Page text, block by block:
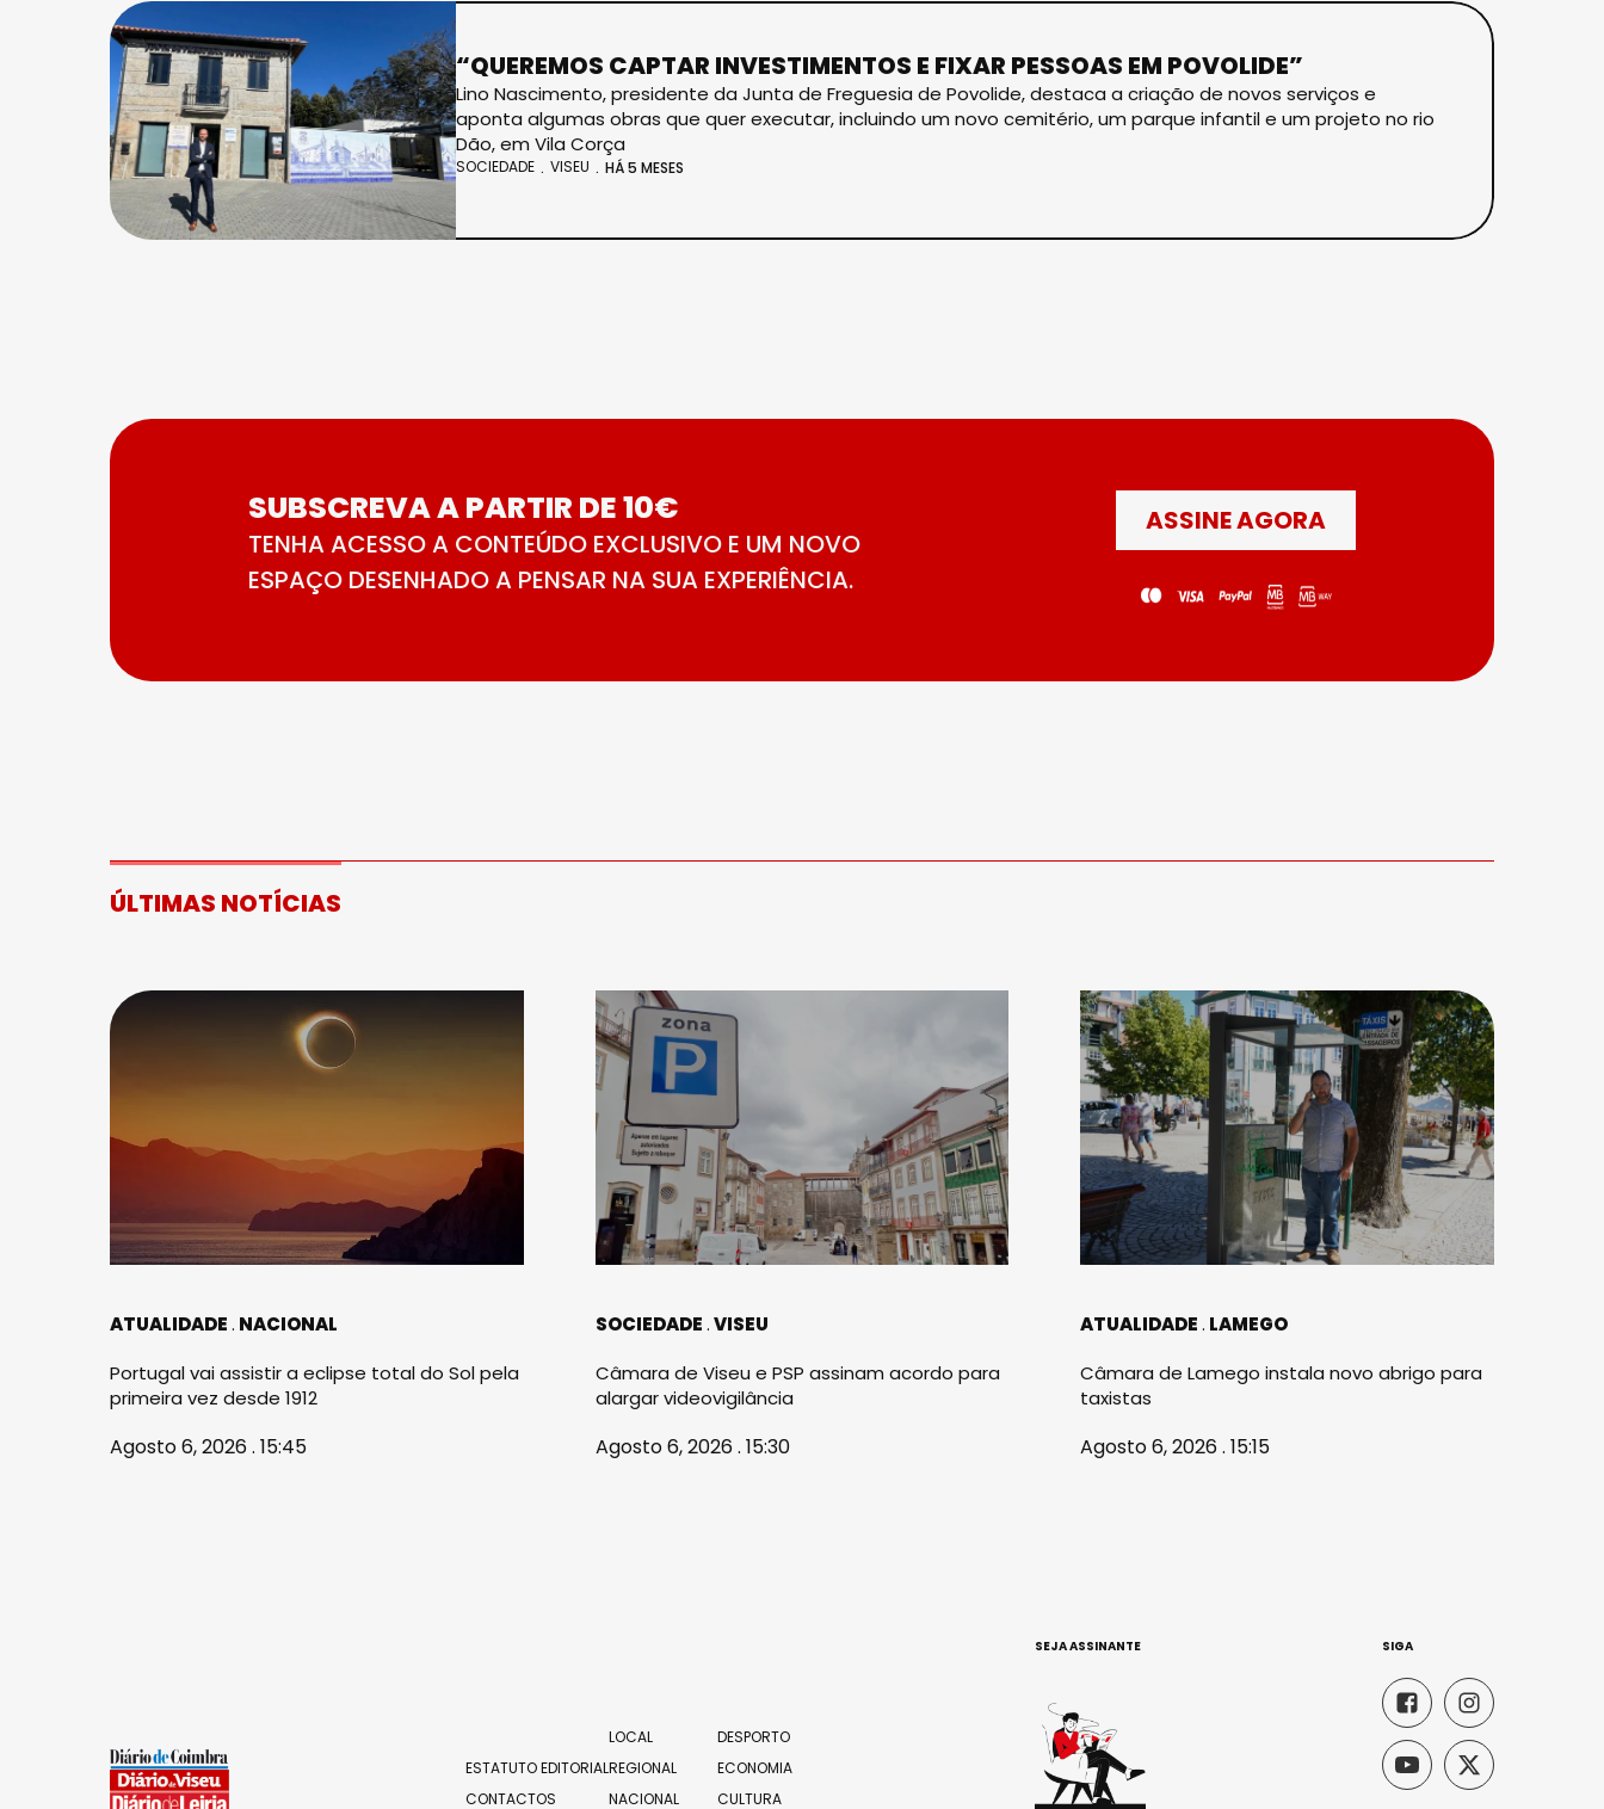
“QUEREMOS CAPTAR INVESTIMENTOS E FIXAR PESSOAS EM POVOLIDE”
Lino Nascimento, presidente da Junta de Freguesia de Povolide, destaca a criação de novos serviços e
aponta algumas obras que quer executar, incluindo um novo cemitério, um parque infantil e um projeto no rio
Dão, em Vila Corça
SOCIEDADE VISEU HÁ 5 MESES
SUBSCREVA A PARTIR DE 10€
TENHA ACESSO A CONTEÚDO EXCLUSIVO E UM NOVO
ESPAÇO DESENHADO A PENSAR NA SUA EXPERIÊNCIA.
ASSINE AGORA
ÚLTIMAS NOTÍCIAS
ATUALIDADE NACIONAL
Portugal vai assistir a eclipse total do Sol pela
primeira vez desde 1912
Agosto 6, 2026 . 15:45
SOCIEDADE VISEU
Câmara de Viseu e PSP assinam acordo para
alargar videovigilância
Agosto 6, 2026 . 15:30
ATUALIDADE LAMEGO
Câmara de Lamego instala novo abrigo para
taxistas
Agosto 6, 2026 . 15:15
ESTATUTO EDITORIAL
CONTACTOS
LOCAL
REGIONAL
NACIONAL
DESPORTO
ECONOMIA
CULTURA
SEJA ASSINANTE SIGA